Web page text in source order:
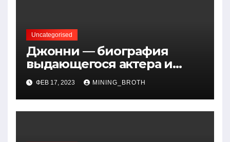
Uncategorised
Джонни — биография
выдающегося актера и
талантливого певца, чья
артистичность захватывает
миллионы сердец
ФЕВ 17, 2023 MINING_BROTH